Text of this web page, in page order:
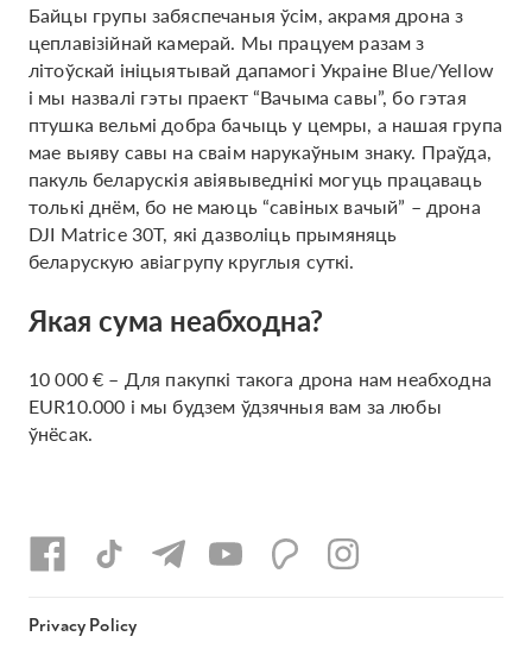
Байцы групы забяспечаныя ўсім, акрамя дрона з
цеплавізійнай камерай. Мы працуем разам з
літоўскай ініцыятывай дапамогі Украіне Blue/Yellow
і мы назвалі гэты праект “Вачыма савы”, бо гэтая
птушка вельмі добра бачыць у цемры, а нашая група
мае выяву савы на сваім нарукаўным знаку. Праўда,
пакуль беларускія авіявыведнікі могуць працаваць
толькі днём, бо не маюць “савіных вачый” – дрона
DJI Matrice 30T, які дазволіць прымяняць
беларускую авіагрупу круглыя суткі.
Якая сума неабходна?
10 000 € – Для пакупкі такога дрона нам неабходна
EUR10.000 і мы будзем ўдзячныя вам за любы
ўнёсак.
Privacy Policy